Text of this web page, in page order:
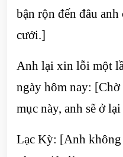
bận rộn đến đâu
cưới.]
Anh lại xin lỗi một
ngày hôm nay:
mục này, anh sẽ ở
Lạc Kỳ: [Anh không